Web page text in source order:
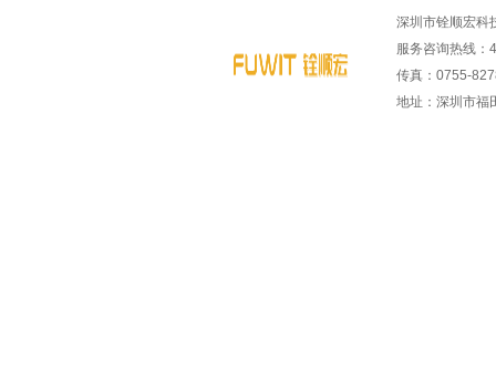
深圳市铨顺宏科
服务咨询热线
传真：0755-
地址：深圳市福